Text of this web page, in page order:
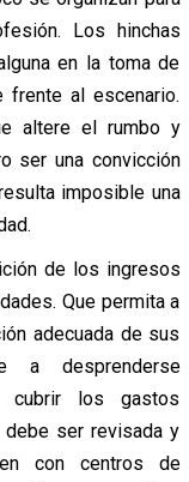
Los hinchas
en la toma de
frente al escenario.
altere el rumbo y
ser una convicción
imposible una
de los ingresos
Que permita a
adecuada de sus
desprenderse
cubrir los gastos
debe ser revisada y
con centros de